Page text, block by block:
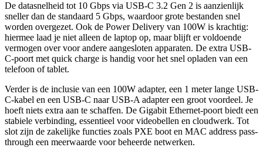
De datasnelheid tot 10 Gbps via USB-C 3.2 Gen 2 is aanzienlijk
sneller dan de standaard 5 Gbps, waardoor grote bestanden snel
worden overgezet. Ook de Power Delivery van 100W is krachtig:
hiermee laad je niet alleen de laptop op, maar blijft er voldoende
vermogen over voor andere aangesloten apparaten. De extra USB-
C-poort met quick charge is handig voor het snel opladen van een
telefoon of tablet.
Verder is de inclusie van een 100W adapter, een 1 meter lange USB-
C-kabel en een USB-C naar USB-A adapter een groot voordeel. Je
hoeft niets extra aan te schaffen. De Gigabit Ethernet-poort biedt een
stabiele verbinding, essentieel voor videobellen en cloudwerk. Tot
slot zijn de zakelijke functies zoals PXE boot en MAC address pass-
through een meerwaarde voor beheerde netwerken.